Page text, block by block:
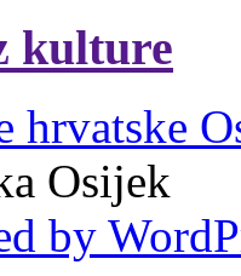
kulture
hrvatske
Osijek
by